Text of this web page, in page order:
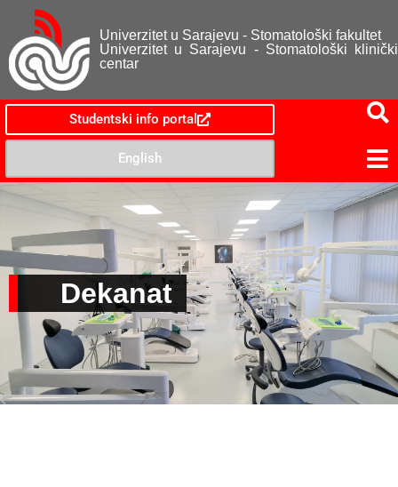
Univerzitet u Sarajevu - Stomatološki fakultet
Univerzitet u Sarajevu - Stomatološki klinički
centar
Studentski info portal
English
Dekanat